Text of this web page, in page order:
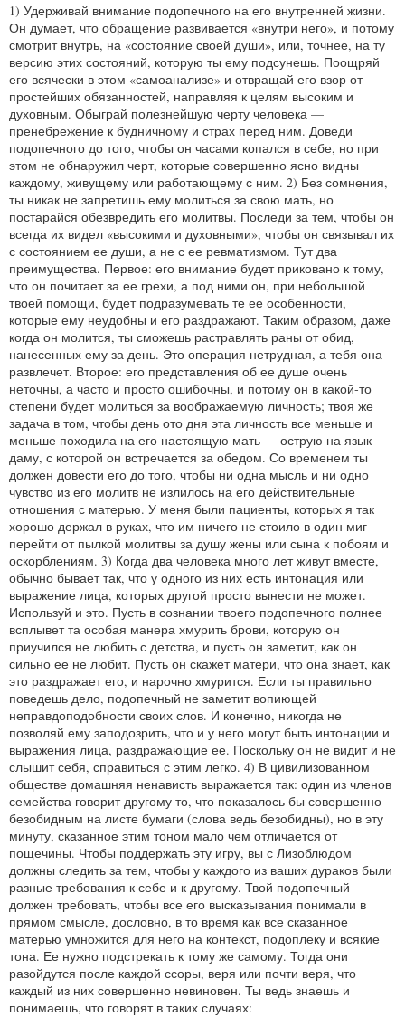
1) Удерживай внимание подопечного на его внутренней жизни.
Он думает, что обращение развивается «внутри него», и потому
смотрит внутрь, на «состояние своей души», или, точнее, на ту
версию этих состояний, которую ты ему подсунешь. Поощряй
его всячески в этом «самоанализе» и отвращай его взор от
простейших обязанностей, направляя к целям высоким и
духовным. Обыграй полезнейшую черту человека —
пренебрежение к будничному и страх перед ним. Доведи
подопечного до того, чтобы он часами копался в себе, но при
этом не обнаружил черт, которые совершенно ясно видны
каждому, живущему или работающему с ним. 2) Без сомнения,
ты никак не запретишь ему молиться за свою мать, но
постарайся обезвредить его молитвы. Последи за тем, чтобы он
всегда их видел «высокими и духовными», чтобы он связывал их
с состоянием ее души, а не с ее ревматизмом. Тут два
преимущества. Первое: его внимание будет приковано к тому,
что он почитает за ее грехи, а под ними он, при небольшой
твоей помощи, будет подразумевать те ее особенности,
которые ему неудобны и его раздражают. Таким образом, даже
когда он молится, ты сможешь растравлять раны от обид,
нанесенных ему за день. Это операция нетрудная, а тебя она
развлечет. Второе: его представления об ее душе очень
неточны, а часто и просто ошибочны, и потому он в какой‑то
степени будет молиться за воображаемую личность; твоя же
задача в том, чтобы день ото дня эта личность все меньше и
меньше походила на его настоящую мать — острую на язык
даму, с которой он встречается за обедом. Со временем ты
должен довести его до того, чтобы ни одна мысль и ни одно
чувство из его молитв не излилось на его действительные
отношения с матерью. У меня были пациенты, которых я так
хорошо держал в руках, что им ничего не стоило в один миг
перейти от пылкой молитвы за душу жены или сына к побоям и
оскорблениям. 3) Когда два человека много лет живут вместе,
обычно бывает так, что у одного из них есть интонация или
выражение лица, которых другой просто вынести не может.
Используй и это. Пусть в сознании твоего подопечного полнее
всплывет та особая манера хмурить брови, которую он
приучился не любить с детства, и пусть он заметит, как он
сильно ее не любит. Пусть он скажет матери, что она знает, как
это раздражает его, и нарочно хмурится. Если ты правильно
поведешь дело, подопечный не заметит вопиющей
неправдоподобности своих слов. И конечно, никогда не
позволяй ему заподозрить, что и у него могут быть интонации и
выражения лица, раздражающие ее. Поскольку он не видит и не
слышит себя, справиться с этим легко. 4) В цивилизованном
обществе домашняя ненависть выражается так: один из членов
семейства говорит другому то, что показалось бы совершенно
безобидным на листе бумаги (слова ведь безобидны), но в эту
минуту, сказанное этим тоном мало чем отличается от
пощечины. Чтобы поддержать эту игру, вы с Лизоблюдом
должны следить за тем, чтобы у каждого из ваших дураков были
разные требования к себе и к другому. Твой подопечный
должен требовать, чтобы все его высказывания понимали в
прямом смысле, дословно, в то время как все сказанное
матерью умножится для него на контекст, подоплеку и всякие
тона. Ее нужно подстрекать к тому же самому. Тогда они
разойдутся после каждой ссоры, веря или почти веря, что
каждый из них совершенно невиновен. Ты ведь знаешь и
понимаешь, что говорят в таких случаях: